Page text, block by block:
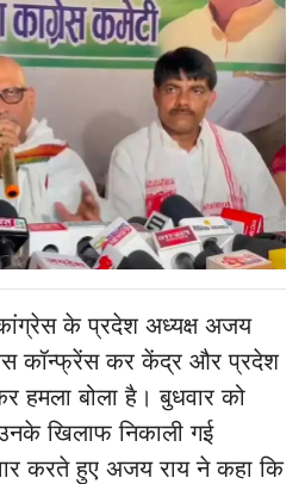
के प्रदेश अध्यक्ष अजय
कॉन्फ्रेंस कर केंद्र और प्रदेश
हमला बोला है। बुधवार को
उनके खिलाफ निकाली गई
करते हुए अजय राय ने कहा कि